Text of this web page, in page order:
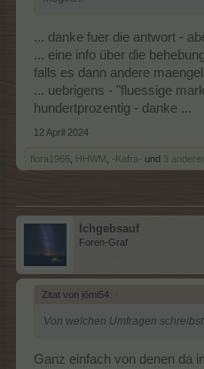
... danke fuer die antwort -
... eine info über die
falls es dann andere
... uebrigens - "fluessige
hundertprozentig - danke ...
12 April 2024
flora1966 HHWM -Kafra- und 3
Ichgebsauf
Foren-Graf
Zitat von jömi54: ↑
Von welchen Umfragen
Ganz einfach von denen da